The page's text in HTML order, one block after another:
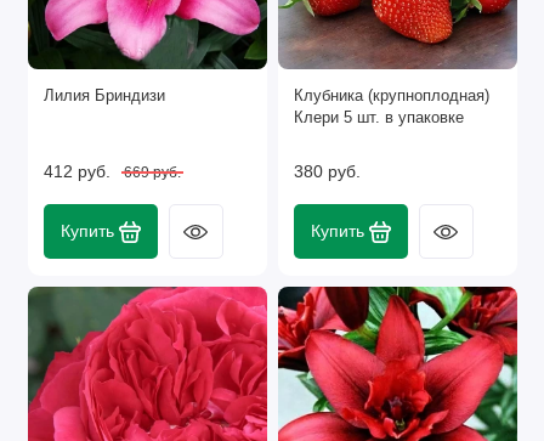
Лилия Бриндизи
412 руб. 669 руб.
Купить
Клубника (крупноплодная)
Клери 5 шт. в упаковке
380 руб.
Купить